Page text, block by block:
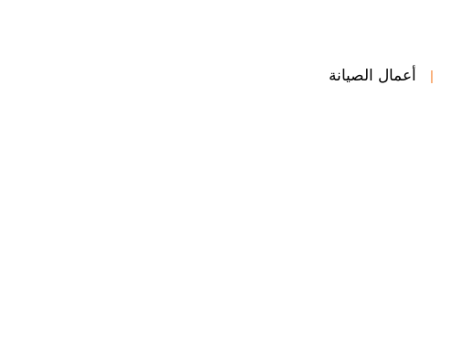
أعمال الصيانة